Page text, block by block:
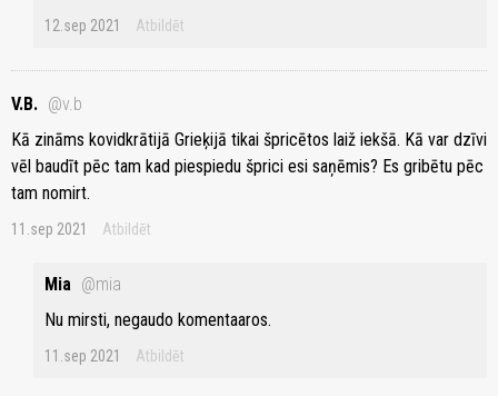
12.sep 2021 Atbildēt
V.B. @v.b
Kā zināms kovidkrātijā Grieķijā tikai špricētos laiž iekšā. Kā var dzīvi
vēl baudīt pēc tam kad piespiedu šprici esi saņēmis? Es gribētu pēc
tam nomirt.
11.sep 2021 Atbildēt
Mia @mia
Nu mirsti, negaudo komentaaros.
11.sep 2021 Atbildēt